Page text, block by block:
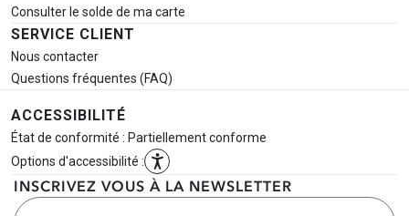
Consulter le solde de ma carte
SERVICE CLIENT
Nous contacter
Questions fréquentes (FAQ)
ACCESSIBILITÉ
État de conformité : Partiellement conforme
Options d'accessibilité :
INSCRIVEZ VOUS À LA NEWSLETTER